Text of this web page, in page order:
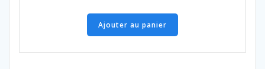
Ajouter au panier